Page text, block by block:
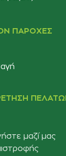
ΠΑΡΟΧΈΣ
μαζί μας